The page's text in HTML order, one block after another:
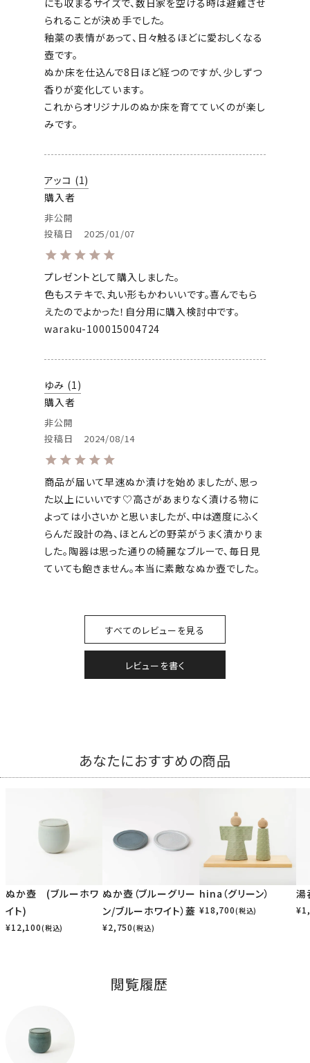
られることが決め手でした。
釉薬の表情があって、日々触るほどに愛おしくなる
壺です。
ぬか床を仕込んで8日ほど経つのですが、少しずつ
香りが変化しています。
これからオリジナルのぬか床を育てていくのが楽し
みです。
アッコ
1
購入者
非公開
投稿日
2025/01/07
プレゼントとして購入しました。
色もステキで、丸い形もかわいいです。喜んでもら
えたのでよかった！自分用に購入検討中です。
waraku-100015004724
ゆみ 1
購入者
非公開
投稿日
2024/08/14
商品が届いて早速ぬか漬けを始めましたが、思っ
た以上にいいです♡高さがあまりなく漬ける物に
よっては小さいかと思いましたが、中は適度にふく
らんだ設計の為、ほとんどの野菜がうまく漬かりま
した。陶器は思った通りの綺麗なブルーで、毎日見
ていても飽きません。本当に素敵なぬか壺でした。
すべてのレビューを見る
レビューを書く
あなたにおすすめの商品
ぬか壺 (ブルーホワ
イト)
¥12,100(税込)
ぬか壺（ブルーグリー
ン/ブルーホワイト）蓋
¥2,750(税込)
hina（グリーン）
¥18,700(税込)
湯
¥
閲覧履歴